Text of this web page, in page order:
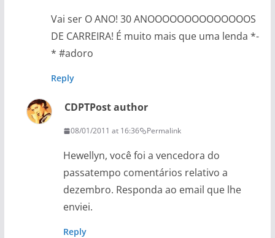
Vai ser O ANO! 30 ANOOOOOOOOOOOOOOS
DE CARREIRA! É muito mais que uma lenda *-
* #adoro
Reply
CDPTPost author
08/01/2011 at 16:36 Permalink
Hewellyn, você foi a vencedora do
passatempo comentários relativo a
dezembro. Responda ao email que lhe
enviei.
Reply